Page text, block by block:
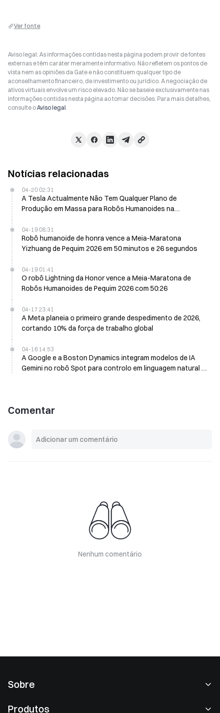
Ver fonte
Aviso legal: As informações contidas nesta página podem provir de fontes
externas e têm caráter meramente informativo. Não refletem os pontos de
vista nem as opiniões da Gate e não constituem qualquer tipo de
aconselhamento financeiro, de investimento ou jurídico. A negociação de
ativos virtuais envolve um risco elevado. Não se baseie exclusivamente nas
informações contidas nesta página ao tomar decisões. Para mais detalhes,
consulte oAviso legal.
Notícias relacionadas
04-20 02:31
A Tesla Actualmente Não Tem Qualquer Plano de
Produção em Massa para Robôs Humanoides na
04-19 08:31
Robô humanoide de honra vence a Meia-Maratona
Yizhuang de Pequim 2026 em 50 minutos e 26 segundos
04-19 01:41
O robô Lightning da Honor vence a Meia-Maratona de
Robôs Humanoides de Pequim 2026 com 50:26
04-17 23:41
A Meta planeia o primeiro grande despedimento de 2026,
cortando 10% da força de trabalho global
04-16 14:53
A Google e a Boston Dynamics integram modelos de IA
Gemini no robô Spot para controlo em linguagem natural e
Comentar
Nenhum comentário
Sobre
Produtos